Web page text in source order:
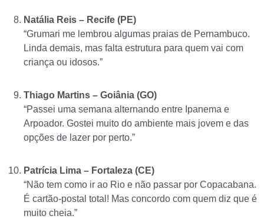
Natália Reis – Recife (PE)
“Grumari me lembrou algumas praias de Pernambuco.
Linda demais, mas falta estrutura para quem vai com
criança ou idosos.”
Thiago Martins – Goiânia (GO)
“Passei uma semana alternando entre Ipanema e
Arpoador. Gostei muito do ambiente mais jovem e das
opções de lazer por perto.”
Patrícia Lima – Fortaleza (CE)
“Não tem como ir ao Rio e não passar por Copacabana.
É cartão-postal total! Mas concordo com quem diz que é
muito cheia.”